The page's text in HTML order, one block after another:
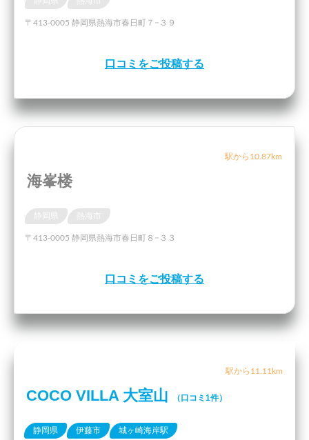
〒413-0005 静岡県熱海市春日町７−３９
口コミをご投稿する
駅から10.87km
海峯楼
〒413-0005 静岡県熱海市春日町８−３３
口コミをご投稿する
駅から11.11km
COCO VILLA 大室山 （口コミ1件）
静岡県 伊藤市 城ヶ崎海岸駅